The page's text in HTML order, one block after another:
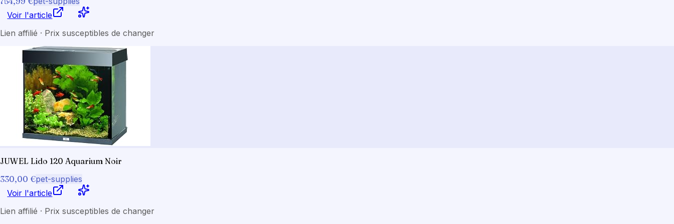
Voir l'article
Lien affilié · Prix susceptibles de changer
JUWEL Lido 120 Aquarium Noir
330,00 €pet-supplies
Voir l'article
Lien affilié · Prix susceptibles de changer